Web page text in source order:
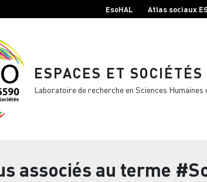
EsoHAL Atlas sociaux
ESPACES ET SOCIÉTÉS
Laboratoire de recherche en Sciences Humaines
associés au terme